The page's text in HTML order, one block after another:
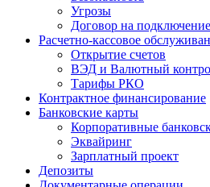
Угрозы
Договор на подключение
Расчетно-кассовое
Открытие счетов
ВЭД и Валютный
Тарифы РКО
Контрактное финансирование
Банковские карты
Корпоративные
Эквайринг
Зарплатный проект
Депозиты